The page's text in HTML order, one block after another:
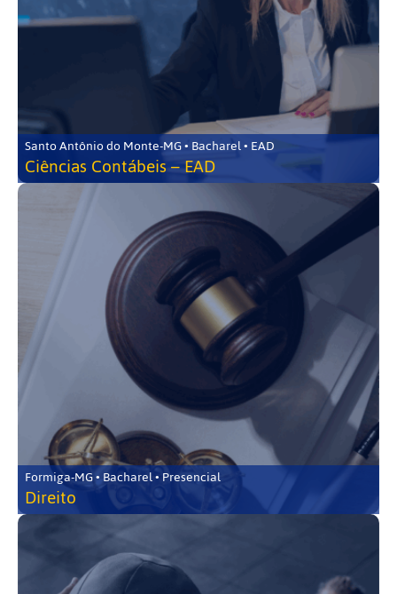
Santo Antônio do Monte-MG • Bacharel • EAD
Ciências Contábeis – EAD
Formiga-MG • Bacharel • Presencial
Direito